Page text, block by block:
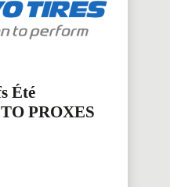
Été
PROXES